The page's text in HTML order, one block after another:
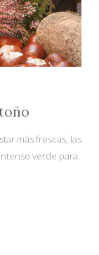
más frescas, las
verde para